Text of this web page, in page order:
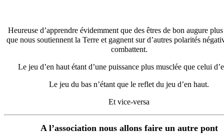
Heureuse d’apprendre évidemment que des êtres de bon augure
que nous soutiennent la Terre et gagnent sur d’autres polarités
combattent.
Le jeu d’en haut étant d’une puissance plus musclée que celui
Le jeu du bas n’étant que le reflet du jeu d’en haut.
Et vice-versa
A l’association nous allons faire un autre pont